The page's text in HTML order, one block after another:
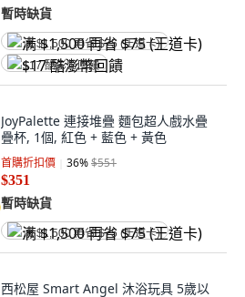
暫時缺貨
满 $1,500 再省 $75 (王道卡)
$17 酷澎幣回饋
JoyPalette 連接堆疊 麵包超人戲水疊
疊杯, 1個, 紅色 + 藍色 + 黃色
首購折扣價 36%$551
$351
暫時缺貨
满 $1,500 再省 $75 (王道卡)
西松屋 Smart Angel 沐浴玩具 5歲以